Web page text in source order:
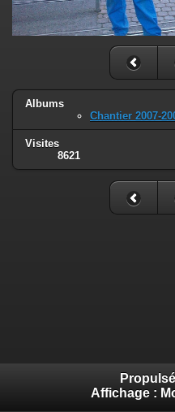
Albums
Chantier 2007-
Visites
8621
Affichage :